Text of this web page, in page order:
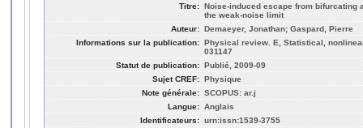
Titre: Noise-induced escape from bifurcating
the weak-noise limit
Auteur: Demaeyer, Jonathan; Gaspard, Pierre
Informations sur la publication: Physical review. E, Statistical,
031147
Statut de publication: Publié, 2009-09
Sujet CREF: Physique
Note générale: SCOPUS: ar.j
Langue: Anglais
Identificateurs: urn:issn:1539-3755